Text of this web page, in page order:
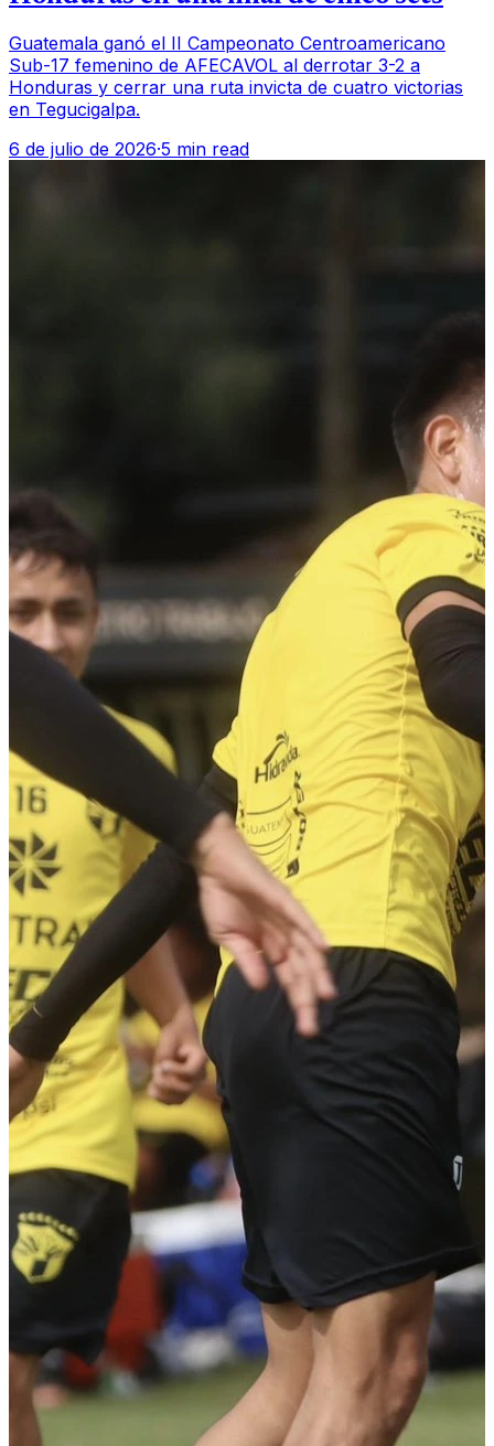
Guatemala ganó el II Campeonato Centroamericano
Sub-17 femenino de AFECAVOL al derrotar 3-2 a
Honduras y cerrar una ruta invicta de cuatro victorias
en Tegucigalpa.
6 de julio de 2026·5 min read